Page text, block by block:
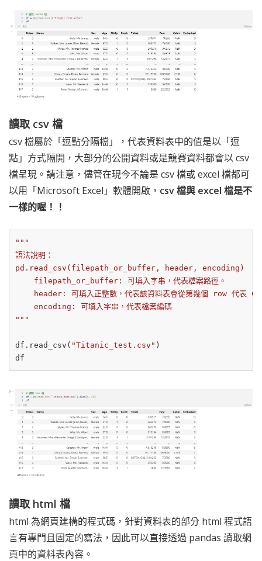
讀取 csv 檔
csv 檔屬於「逗點分隔檔」，代表資料表中的值是以「逗
點」方式隔開，大部分的公開資料或是競賽資料都會以 csv
檔呈現。請注意，儘管在現今不論是 csv 檔或 excel 檔都可
以用「Microsoft Excel」軟體開啟， csv 檔與 excel 檔是不
一樣的喔！！
"""
語法說明：
pd.read_csv(filepath_or_buffer, header, encoding)
    filepath_or_buffer: 可填入字串，代表檔案路徑。
header: 可填入正整數，代表該資料表會從第幾個 row 代表
    encoding: 可填入字串，代表檔案編碼
"""
df.read_csv( "Titanic_test.csv" )
讀取 html 檔
html 為網頁建構的程式碼，針對資料表的部分 html 程式語
言有專門且固定的寫法，因此可以直接透過 pandas 讀取網
頁中的資料表內容。